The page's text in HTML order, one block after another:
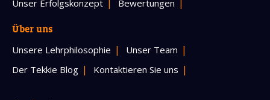
Unser Erfolgskonzept Bewertungen
Über uns
Unsere Lehrphilosophie
Unser Team
Der Tekkie Blog
Kontaktieren Sie uns